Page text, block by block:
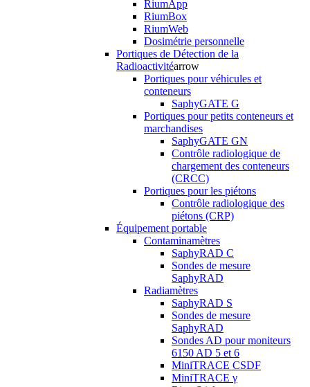
RiumApp
RiumBox
RiumWeb
Dosimétrie personnelle
Portiques de Détection de la
Radioactivitéarrow
Portiques pour véhicules et
conteneurs
SaphyGATE G
Portiques pour petits conteneurs et
marchandises
SaphyGATE GN
Contrôle radiologique de
chargement des conteneurs
(CRCC)
Portiques pour les piétons
Contrôle radiologique des
piétons (CRP)
Équipement portable
Contaminamètres
SaphyRAD C
Sondes de mesure
SaphyRAD
Radiamètres
SaphyRAD S
Sondes de mesure
SaphyRAD
Sondes AD pour moniteurs
6150 AD 5 et 6
MiniTRACE CSDF
MiniTRACE γ